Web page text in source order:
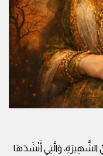
الشَّهِيرَةِ، وَالَّتِي أَنْشَدَهَا